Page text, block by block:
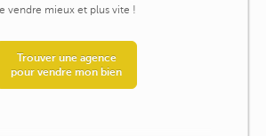
vendre mieux et plus vite !
Trouver une agence
pour vendre mon bien